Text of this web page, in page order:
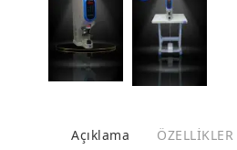
Açıklama ÖZELLİKLER